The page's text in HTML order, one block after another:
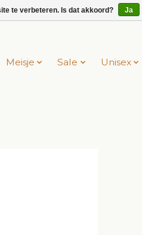
Meisje Sale Unisex
te verbeteren. Is dat akkoord? Ja